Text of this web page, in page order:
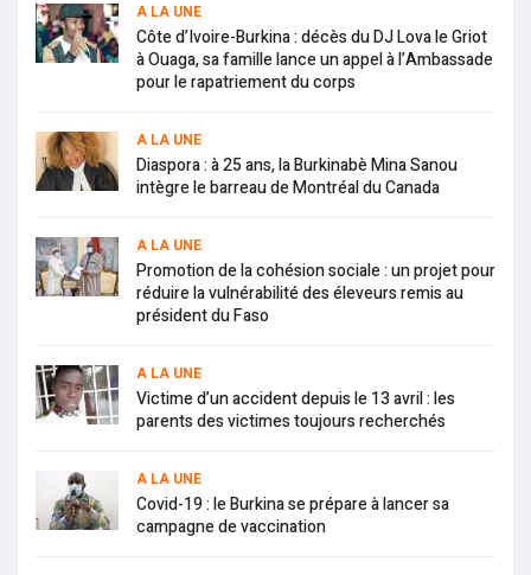
A LA UNE
Côte d’Ivoire-Burkina : décès du DJ Lova le Griot
à Ouaga, sa famille lance un appel à l’Ambassade
pour le rapatriement du corps
A LA UNE
Diaspora : à 25 ans, la Burkinabè Mina Sanou
intègre le barreau de Montréal du Canada
A LA UNE
Promotion de la cohésion sociale : un projet pour
réduire la vulnérabilité des éleveurs remis au
président du Faso
A LA UNE
Victime d’un accident depuis le 13 avril : les
parents des victimes toujours recherchés
A LA UNE
Covid-19 : le Burkina se prépare à lancer sa
campagne de vaccination